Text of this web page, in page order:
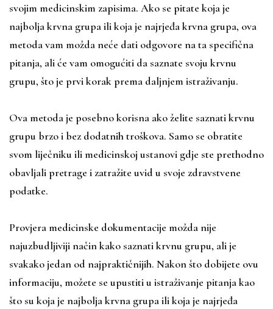
svojim medicinskim zapisima. Ako se pitate koja je
najbolja krvna grupa ili koja je najrjeđa krvna grupa, ova
metoda vam možda neće dati odgovore na ta specifična
pitanja, ali će vam omogućiti da saznate svoju krvnu
grupu, što je prvi korak prema daljnjem istraživanju.
Ova metoda je posebno korisna ako želite saznati krvnu
grupu brzo i bez dodatnih troškova. Samo se obratite
svom liječniku ili medicinskoj ustanovi gdje ste prethodno
obavljali pretrage i zatražite uvid u svoje zdravstvene
podatke.
Provjera medicinske dokumentacije možda nije
najuzbudljiviji način kako saznati krvnu grupu, ali je
svakako jedan od najpraktičnijih. Nakon što dobijete ovu
informaciju, možete se upustiti u istraživanje pitanja kao
što su koja je najbolja krvna grupa ili koja je najrjeđa